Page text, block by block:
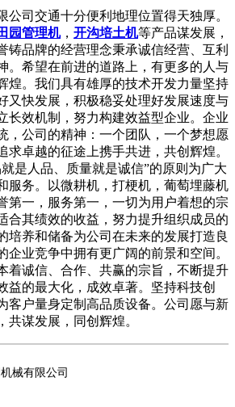
司交通十分便利地理位置得天独厚。
园管理机， 开沟培土机等产品谋发展，
铸品牌的经营理念秉承诚信经营、互利
。希望在前进的道路上，有更多的人与
煌。我们具有雄厚的技术开发力量坚持
又快发展，积极稳妥处理好发展速度与
长效机制，努力构建效益型企业。企业
，公司的精神：一个团队，一个梦想愿
求卓越的征途上携手共进，共创辉煌。
人品、质量就是诚信”的原则为广大
服务。以微耕机，打梗机，葡萄埋藤机
第一，服务第一，一切为用户着想的宗
合其绩效的收益，努力提升组织成员的
培养和储备为公司在未来的发展打造良
企业竞争中拥有更广阔的前景和空间。
着诚信、合作、共赢的宗旨，不断提升
益的最大化，成效卓著。坚持科技创
客户量身定制高品质设备。公司愿与新
共谋发展，同创辉煌。
械有限公司